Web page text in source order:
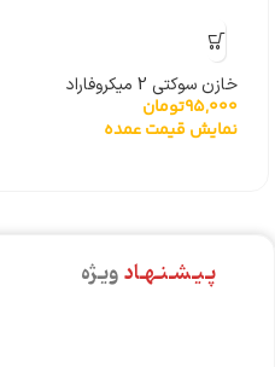
خازن سوکتی 2 میکروفاراد
95,000تومان
نمایش قیمت عمده
پـیـشـنـهـادویـژه